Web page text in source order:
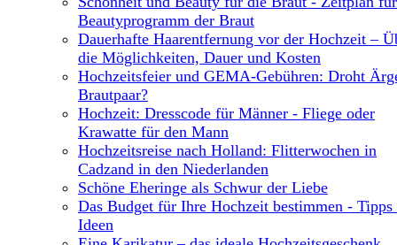
Beautyprogramm der Braut
Dauerhafte Haarentfernung vor der Hochzeit –
die Möglichkeiten, Dauer und Kosten
Hochzeitsfeier und GEMA-Gebühren: Droht
Brautpaar?
Hochzeit: Dresscode für Männer - Fliege oder
Krawatte für den Mann
Hochzeitsreise nach Holland: Flitterwochen in
Cadzand in den Niederlanden
Schöne Eheringe als Schwur der Liebe
Das Budget für Ihre Hochzeit bestimmen - Tipps
Ideen